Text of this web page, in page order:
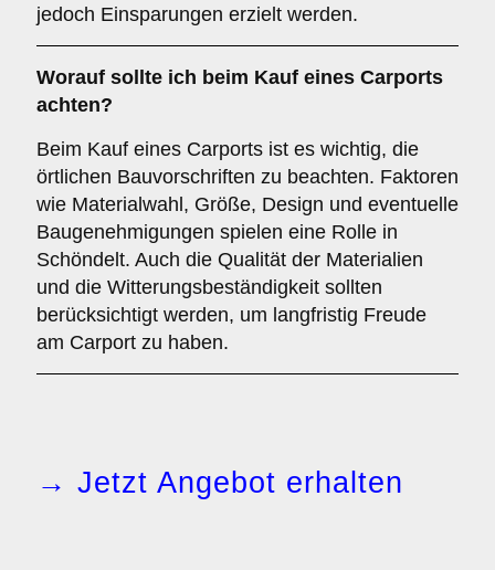
jedoch Einsparungen erzielt werden.
Worauf sollte ich beim Kauf eines Carports
achten?
Beim Kauf eines Carports ist es wichtig, die
örtlichen Bauvorschriften zu beachten. Faktoren
wie Materialwahl, Größe, Design und eventuelle
Baugenehmigungen spielen eine Rolle in
Schöndelt. Auch die Qualität der Materialien
und die Witterungsbeständigkeit sollten
berücksichtigt werden, um langfristig Freude
am Carport zu haben.
→ Jetzt Angebot erhalten